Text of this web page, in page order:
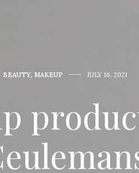
BEAUTY, MAKEUP JULY 16, 2021